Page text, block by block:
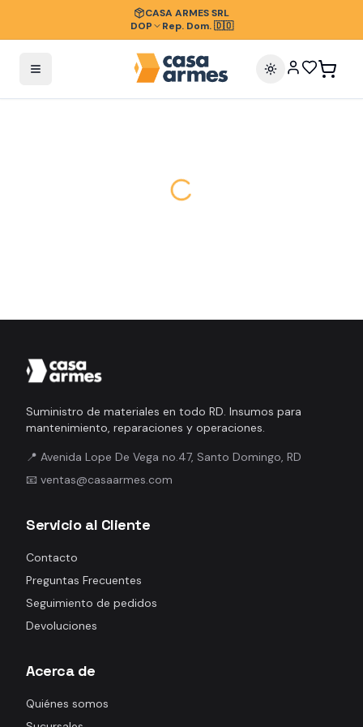
CASA ARMES SRL
DOP
Rep. Dom. 🇩🇴
Cambiar tema
Suministro de materiales en todo RD. Insumos para
mantenimiento, reparaciones y operaciones.
📍 Avenida Lope De Vega no.47, Santo Domingo, RD
📧 ventas@casaarmes.com
Servicio al Cliente
Contacto
Preguntas Frecuentes
Seguimiento de pedidos
Devoluciones
Acerca de
Quiénes somos